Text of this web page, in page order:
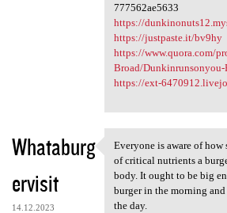
777562ae5633
https://
https://justpaste.it/bv9hy
https://www.quora.com/
Broad/Dunkinrunsonyou-
https://ext-
Whataburg
ervisit
14.12.2023
Everyone is aware
Everyone is aware of
of critical nutrients a
body. It ought to be big
burger in the morning
the day.